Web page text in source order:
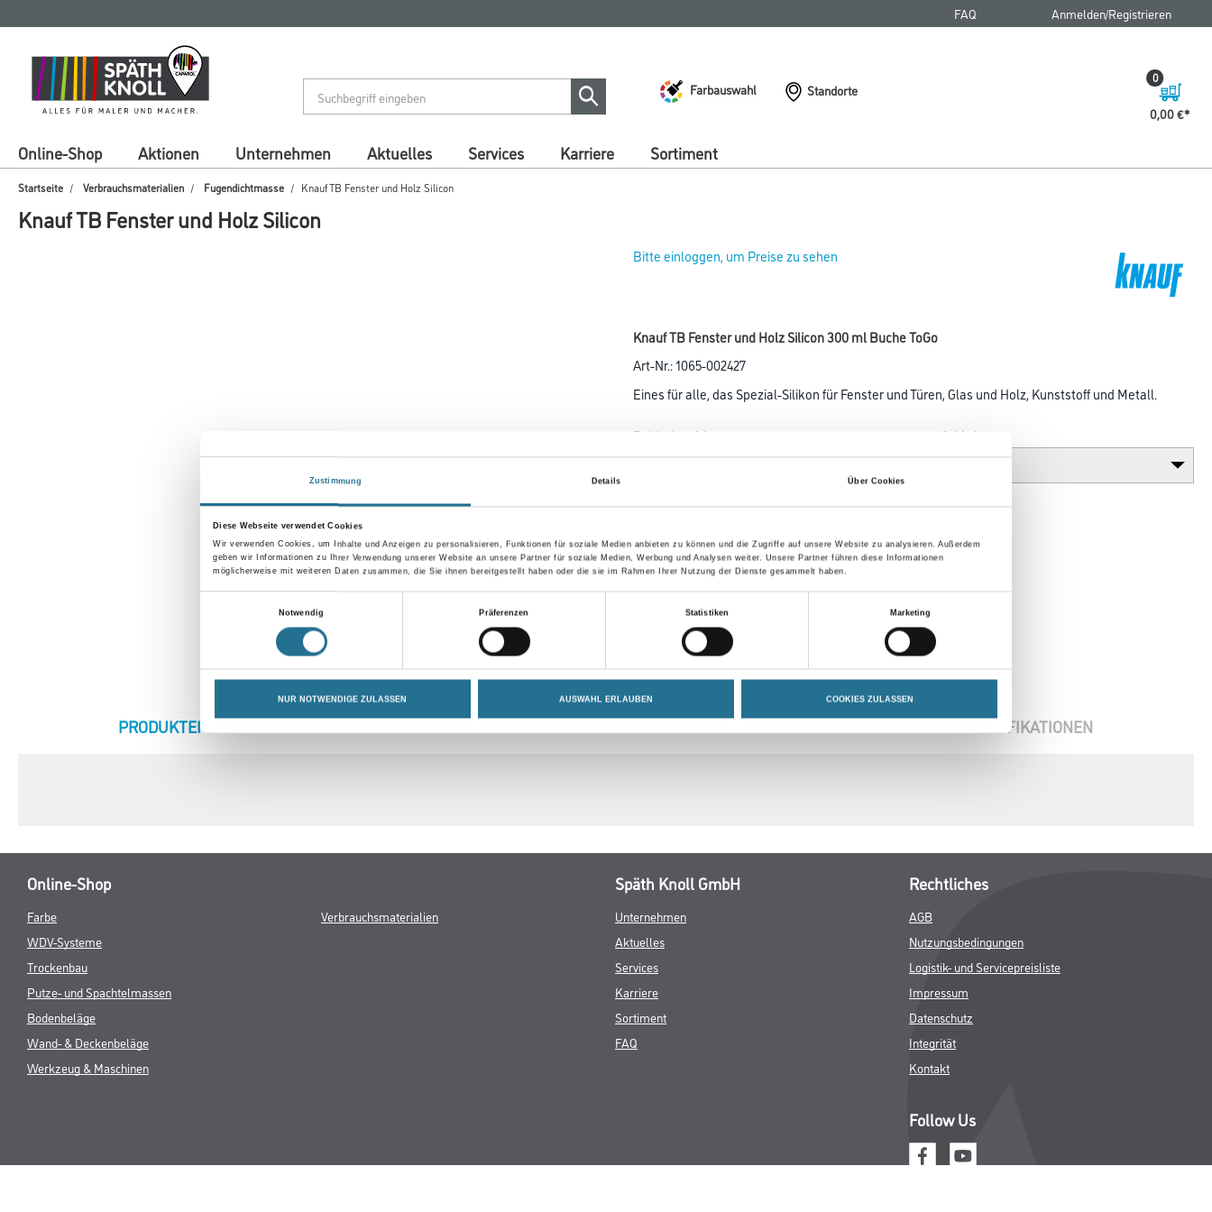
Zustimmung Details Über Cookies
Diese Webseite verwendet Cookies
Wir verwenden Cookies, um Inhalte und Anzeigen zu personalisieren, Funktionen für soziale Medien anbieten zu können und die Zugriffe auf unsere Website zu analysieren. Außerdem
geben wir Informationen zu Ihrer Verwendung unserer Website an unsere Partner für soziale Medien, Werbung und Analysen weiter. Unsere Partner führen diese Informationen
möglicherweise mit weiteren Daten zusammen, die Sie ihnen bereitgestellt haben oder die sie im Rahmen Ihrer Nutzung der Dienste gesammelt haben.
Notwendig
Präferenzen Statistiken Marketing
NUR NOTWENDIGE ZULASSEN AUSWAHL ERLAUBEN COOKIES ZULASSEN
springen
springen
FAQ Anmelden/Registrieren
Farbauswahl
Standorte
0,00 €
0
Online-Shop Aktionen Unternehmen Aktuelles Services Karriere Sortiment
Startseite Verbrauchsmaterialien Fugendichtmasse Knauf TB Fenster und Holz Silicon
Knauf TB Fenster und Holz Silicon
Bitte einloggen, um Preise zu sehen
Knauf TB Fenster und Holz Silicon 300 ml Buche ToGo
Art-Nr.:1065-002427
Eines für alle, das Spezial-Silikon für Fenster und Türen, Glas und Holz, Kunststoff und Metall.
Farbtonbezeichnung Gebinde
Umrechnungsfaktoren
CURRENT
PRODUKTEIGENSCHAFTEN ZUSATZINFOS GEFAHRENHINWEISE DATENBLÄTTER SPEZIFIKATIONEN
Online-Shop
Farbe
WDV-Systeme
Trockenbau
Putze- und Spachtelmassen
Bodenbeläge
Wand- & Deckenbeläge
Werkzeug & Maschinen
Verbrauchsmaterialien
Späth Knoll GmbH
Unternehmen
Aktuelles
Services
Karriere
Sortiment
FAQ
Rechtliches
AGB
Nutzungsbedingungen
Logistik- und Servicepreisliste
Impressum
Datenschutz
Integrität
Kontakt
Follow Us